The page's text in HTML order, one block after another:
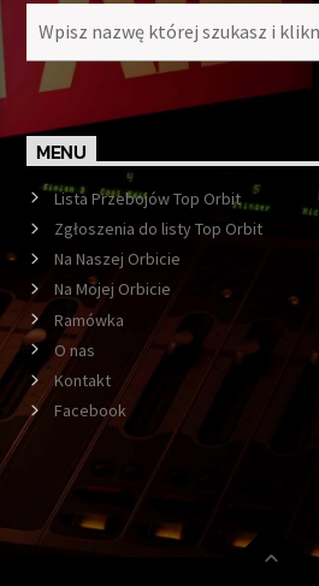
MENU
Lista Przebojów Top Orbit
Zgłoszenia do listy Top Orbit
Na Naszej Orbicie
Na Mojej Orbicie
Ramówka
O nas
Kontakt
Facebook